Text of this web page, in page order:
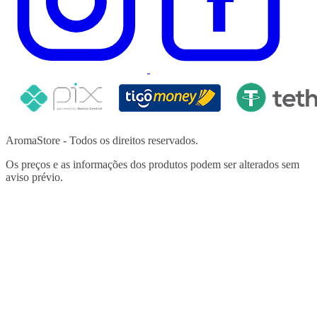
AromaStore - Todos os direitos reservados.
Os preços e as informações dos produtos podem ser alterados sem
aviso prévio.